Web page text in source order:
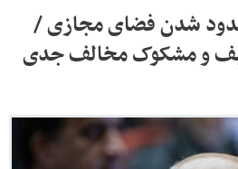
شدن فضای مجازی /
و مشکوک مخالف جدی